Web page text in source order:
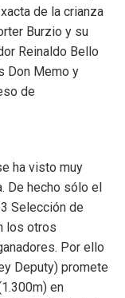
de la crianza
Burzio y su
Reinaldo Bello
Don Memo y
de
ha visto muy
De hecho sólo el
Selección de
los otros
Por ello
Deputy) promete
en